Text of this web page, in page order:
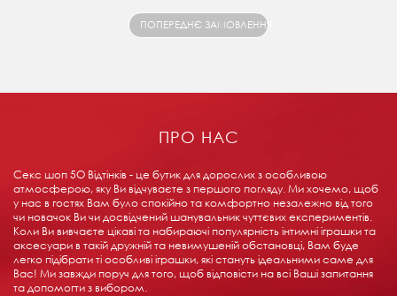
ПОПЕРЕДНЄ ЗАМОВЛЕННЯ
ПРО НАС
Секс шоп 5О Відтінків - це бутик для дорослих з особливою
атмосферою, яку Ви відчуваєте з першого погляду. Ми хочемо, щоб
у нас в гостях Вам було спокійно та комфортно незалежно від того
чи новачок Ви чи досвідчений шанувальник чуттєвих експериментів.
Коли Ви вивчаєте цікаві та набираючі популярність інтимні іграшки та
аксесуари в такій дружній та невимушеній обстановці, Вам буде
легко підібрати ті особливі іграшки, які стануть ідеальними саме для
Вас! Ми завжди поруч для того, щоб відповісти на всі Ваші запитання
та допомогти з вибором.